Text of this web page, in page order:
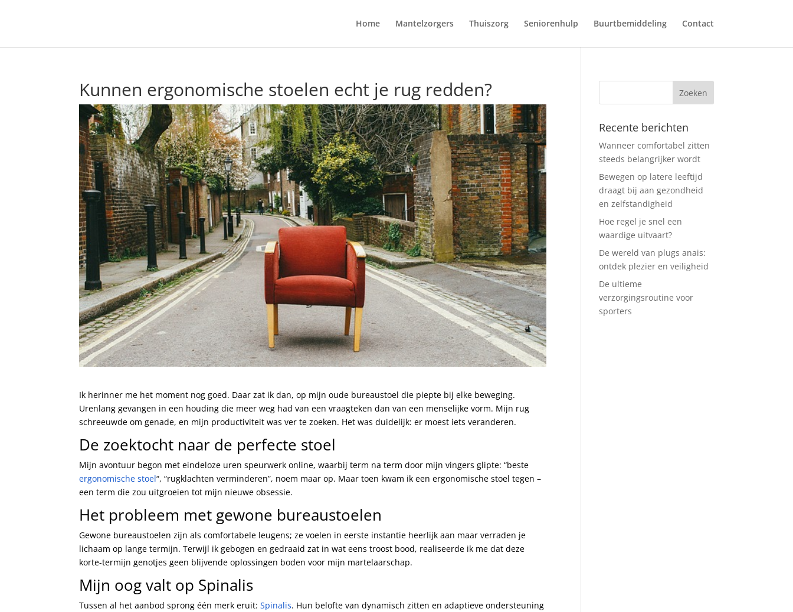
Home Mantelzorgers Thuiszorg Seniorenhulp Buurtbemiddeling Contact
Kunnen ergonomische stoelen echt je rug redden?
Ik herinner me het moment nog goed. Daar zat ik dan, op mijn oude bureaustoel die piepte bij elke beweging.
Urenlang gevangen in een houding die meer weg had van een vraagteken dan van een menselijke vorm. Mijn rug
schreeuwde om genade, en mijn productiviteit was ver te zoeken. Het was duidelijk: er moest iets veranderen.
De zoektocht naar de perfecte stoel
Mijn avontuur begon met eindeloze uren speurwerk online, waarbij term na term door mijn vingers glipte: “beste
ergonomische stoel“, “rugklachten verminderen”, noem maar op. Maar toen kwam ik een ergonomische stoel tegen –
een term die zou uitgroeien tot mijn nieuwe obsessie.
Het probleem met gewone bureaustoelen
Gewone bureaustoelen zijn als comfortabele leugens; ze voelen in eerste instantie heerlijk aan maar verraden je
lichaam op lange termijn. Terwijl ik gebogen en gedraaid zat in wat eens troost bood, realiseerde ik me dat deze
korte-termijn genotjes geen blijvende oplossingen boden voor mijn martelaarschap.
Mijn oog valt op Spinalis
Tussen al het aanbod sprong één merk eruit:Spinalis. Hun belofte van dynamisch zitten en adaptieve ondersteuning
Recente berichten
Wanneer comfortabel zitten
steeds belangrijker wordt
Bewegen op latere leeftijd
draagt bij aan gezondheid
en zelfstandigheid
Hoe regel je snel een
waardige uitvaart?
De wereld van plugs anais:
ontdek plezier en veiligheid
De ultieme
verzorgingsroutine voor
sporters